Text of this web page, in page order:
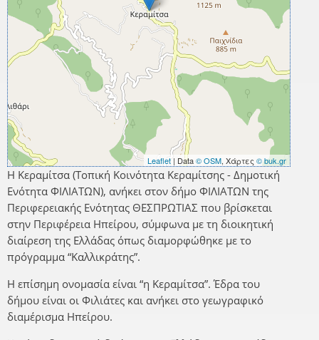
Leaflet | Data© OSM, Χάρτες © buk.gr
Η Κεραμίτσα (Τοπική Κοινότητα Κεραμίτσης - Δημοτική
Ενότητα ΦΙΛΙΑΤΩΝ), ανήκει στον δήμο ΦΙΛΙΑΤΩΝ της
Περιφερειακής Ενότητας ΘΕΣΠΡΩΤΙΑΣ που βρίσκεται
στην Περιφέρεια Ηπείρου, σύμφωνα με τη διοικητική
διαίρεση της Ελλάδας όπως διαμορφώθηκε με το
πρόγραμμα “Καλλικράτης”.
Η επίσημη ονομασία είναι “η Κεραμίτσα”. Έδρα του
δήμου είναι οι Φιλιάτες και ανήκει στο γεωγραφικό
διαμέρισμα Ηπείρου.